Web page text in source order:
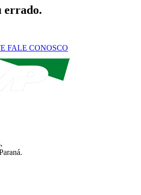
errado.
FALE CONOSCO